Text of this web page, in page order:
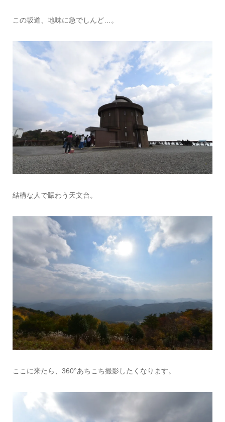
この坂道、地味に急でしんど…。
結構な人で賑わう天文台。
ここに来たら、360°あちこち撮影したくなります。